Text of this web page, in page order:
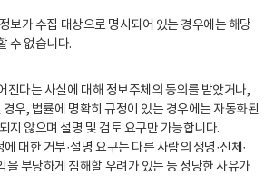
보가 수집 대상으로 명시되어 있는 경우에는 해당
수 없습니다.
진다는 사실에 대해 정보주체의 동의를 받았거나,
우, 법률에 명확히 규정이 있는 경우에는 자동화된
지 않으며 설명 및 검토 요구만 가능합니다.
대한 거부·설명 요구는 다른 사람의 생명·신체·
을 부당하게 침해할 우려가 있는 등 정당한 사유가